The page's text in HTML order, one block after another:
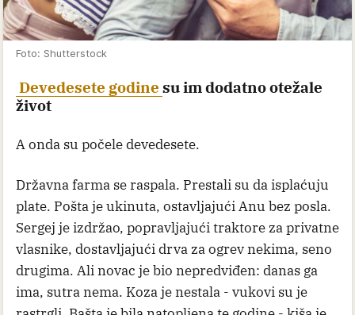
Foto: Shutterstock
Devedesete godine su im dodatno otežale
život
A onda su počele devedesete.
Državna farma se raspala. Prestali su da isplaćuju
plate. Pošta je ukinuta, ostavljajući Anu bez posla.
Sergej je izdržao, popravljajući traktore za privatne
vlasnike, dostavljajući drva za ogrev nekima, seno
drugima. Ali novac je bio nepredviđen: danas ga
ima, sutra nema. Koza je nestala - vukovi su je